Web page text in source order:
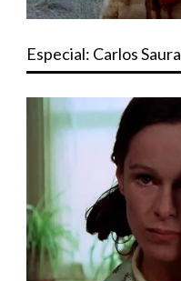
Especial: Carlos Saura